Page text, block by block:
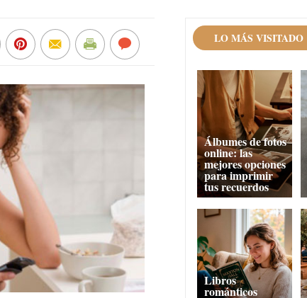
LO MÁS VISITADO
Álbumes de fotos
online: las
mejores opciones
para imprimir
tus recuerdos
Libros
románticos